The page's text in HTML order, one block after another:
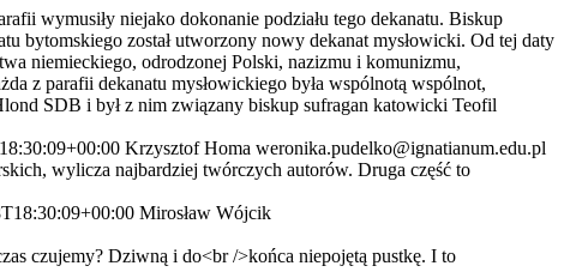
wymusiły niejako dokonanie podziału tego dekanatu. Biskup
bytomskiego został utworzony nowy dekanat mysłowicki. Od tej daty
niemieckiego, odrodzonej Polski, nazizmu i komunizmu,
z parafii dekanatu mysłowickiego była wspólnotą wspólnot,
SDB i był z nim związany biskup sufragan katowicki Teofil
Krzysztof Homa weronika.pudelko@ignatianum.edu.pl
wylicza najbardziej twórczych autorów. Druga część to
Mirosław Wójcik
czujemy? Dziwną i do<br />końca niepojętą pustkę. I to